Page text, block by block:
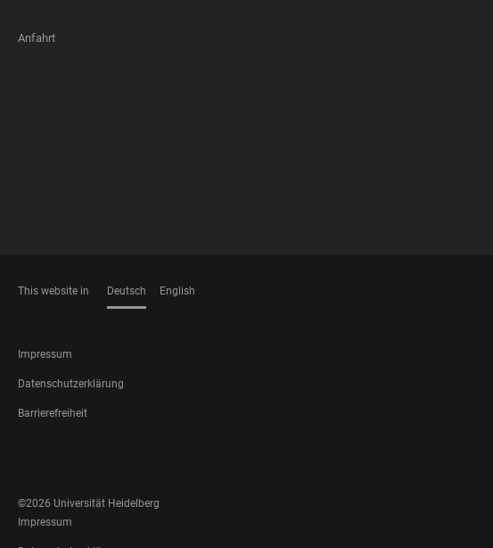
Anfahrt
This website in Deutsch English
FOOTER
LEGAL
Impressum
Datenschutzerklärung
Barrierefreiheit
MEDIA
©2026 Universität Heidelberg
FOOTER
Impressum